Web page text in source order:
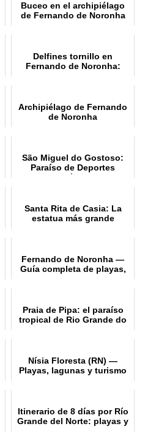
Buceo en el archipiélago
de Fernando de Noronha
Delfines tornillo en
Fernando de Noronha:
Archipiélago de Fernando
de Noronha
São Miguel do Gostoso:
Paraíso de Deportes
Acuáticos
Santa Rita de Casia: La
estatua más grande
Fernando de Noronha —
Guía completa de playas,
Praia de Pipa: el paraíso
tropical de Rio Grande do
Nísia Floresta (RN) —
Playas, lagunas y turismo
Itinerario de 8 días por Río
Grande del Norte: playas y